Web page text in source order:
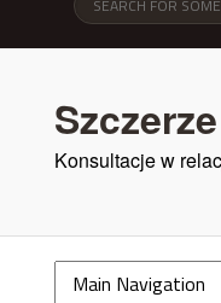
Konsultacje w